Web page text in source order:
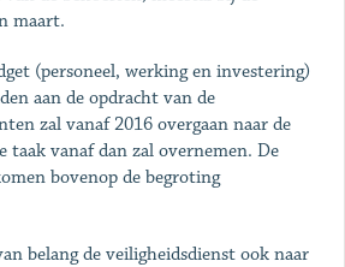
maart.
(personeel, werking en investering)
aan de opdracht van de
zal vanaf 2016 overgaan naar de
taak vanaf dan zal overnemen. De
bovenop de begroting
belang de veiligheidsdienst ook naar